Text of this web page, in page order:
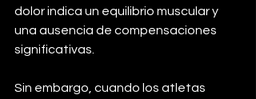
dolor indica un equilibrio muscular y
una ausencia de compensaciones
significativas.
Sin embargo, cuando los atletas